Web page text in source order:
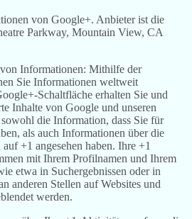
von Google+. Anbieter ist die
Parkway, Mountain View, CA
Informationen: Mithilfe der
Sie Informationen weltweit
Schaltfläche erhalten Sie und
Inhalte von Google und unseren
die Information, dass Sie für
als auch Informationen über die
+1 angesehen haben. Ihre +1
mit Ihrem Profilnamen und Ihrem
etwa in Suchergebnissen oder in
anderen Stellen auf Websites und
werden.